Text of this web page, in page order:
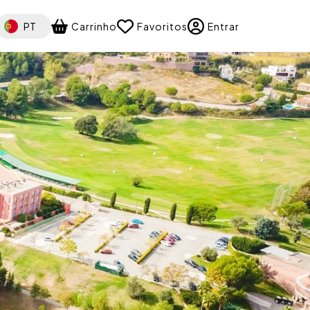
your language
PT Carrinho Favoritos Entrar